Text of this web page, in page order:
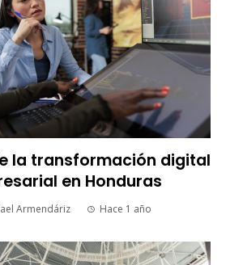
la transformación digital
en Honduras
Armendáriz Hace 1 año